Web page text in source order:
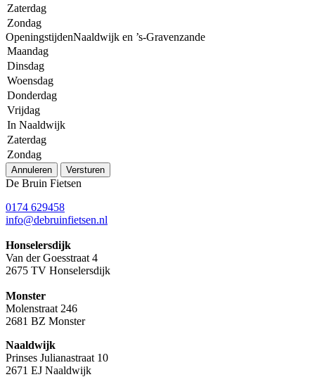
Zaterdag
Zondag
OpeningstijdenNaaldwijk en ’s-Gravenzande
Maandag
Dinsdag
Woensdag
Donderdag
Vrijdag
In Naaldwijk
Zaterdag
Zondag
Annuleren Versturen
De Bruin Fietsen
0174 629458
info@debruinfietsen.nl
Honselersdijk
Van der Goesstraat 4
2675 TV Honselersdijk
Monster
Molenstraat 246
2681 BZ Monster
Naaldwijk
Prinses Julianastraat 10
2671 EJ Naaldwijk